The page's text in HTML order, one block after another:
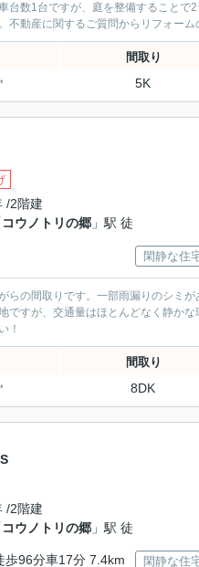
数1台ですが、庭を整備することで
動産に関するご質問からリフォーム
間取り
5K
/2階建
コウノトリの郷 」駅 徒
閑静な住
の間取りです。一部雨漏りのシミ
すが、交通量はほとんどなく静か
！
間取り
8DK
/2階建
コウノトリの郷 」駅 徒
歩96分車17分 7.4km 閑静な住